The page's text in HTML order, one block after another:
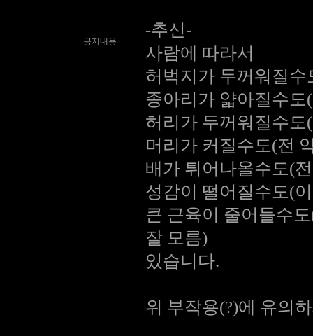
공지내용
-추신-
사람에 따라서
허벅지가 두꺼워질수
종아리가 얇아질수도
허리가 두꺼워질수도
머리가 커질수도(전
배가 튀어나올수도(
성감이 떨어질수도(
큰 근육이 줄어들수
잘 모름)
있습니다.
위 부작용(?)에 유의